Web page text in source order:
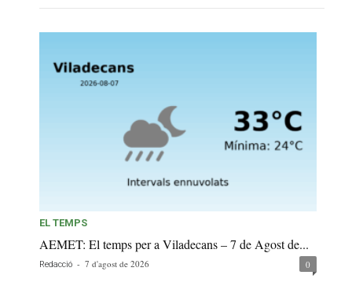
EL TEMPS
AEMET: El temps per a Viladecans – 7 de Agost de...
Redacció - 7 d'agost de 2026 0